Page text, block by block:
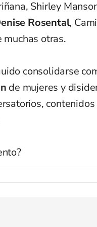
Shirley
Rosental,
muchas otras.
consolidarse
de mujeres y